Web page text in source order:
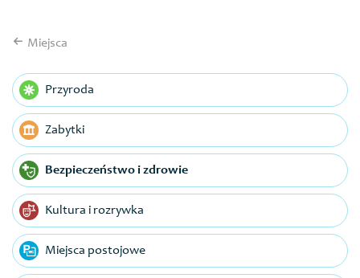
Miejsca
Przyroda
Zabytki
Bezpieczeństwo i zdrowie
Kultura i rozrywka
Miejsca postojowe